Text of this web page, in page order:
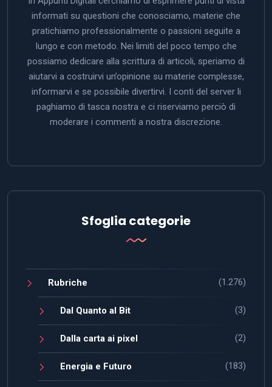
informati su questioni che conosciamo, materie che
pratichiamo professionalmente o passioni seguite a
lungo e con metodo. Nei limiti del poco tempo che
possiamo dedicare alla scrittura di articoli, speriamo di
aiutarvi a costruirvi un’opinione su materie complesse,
informarvi e se possibile divertirvi. I conti del server li
paghiamo di tasca nostra e ci riserviamo perciò di
moderare i commenti a nostra discrezione.
Sfoglia categorie
Rubriche (1.276)
Dal Quanto al Bit (3)
Dalla carta ai pixel (2)
Energia e Futuro (183)